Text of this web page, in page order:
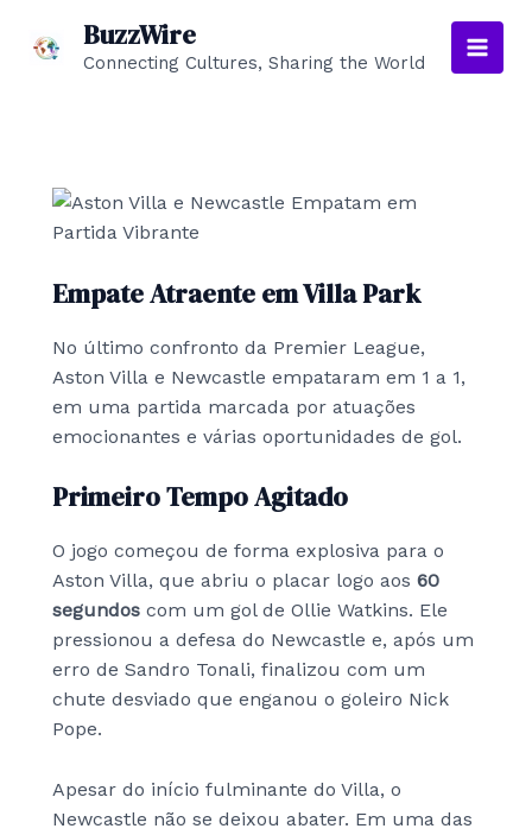
BuzzWire
Connecting Cultures, Sharing the World
Main
Empate Atraente em Villa Park
No último confronto da Premier League,
Aston Villa e Newcastle empataram em 1 a 1,
em uma partida marcada por atuações
emocionantes e várias oportunidades de gol.
Primeiro Tempo Agitado
O jogo começou de forma explosiva para o
Aston Villa, que abriu o placar logo aos 60
segundos com um gol de Ollie Watkins. Ele
pressionou a defesa do Newcastle e, após um
erro de Sandro Tonali, finalizou com um
chute desviado que enganou o goleiro Nick
Pope.
Apesar do início fulminante do Villa, o
Newcastle não se deixou abater. Em uma das